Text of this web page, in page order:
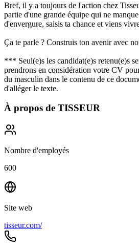
Bref, il y a toujours de l'action chez
partie d'une grande équipe qui ne
d'envergure, saisis ta chance et viens
Ça te parle ? Construis ton avenir avec
*** Seul(e)s les candidat(e)s retenu(e)s
prendrons en considération votre CV
du masculin dans le contenu de ce
d'alléger le texte.
À propos de TISSEUR
Nombre d'employés
600
Site web
tisseur.com/